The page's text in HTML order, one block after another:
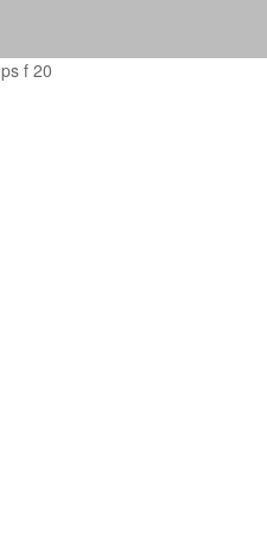
ps f 20